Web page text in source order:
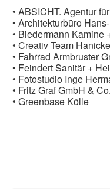
• ABSICHT. Agentur
• Architekturbüro
• Biedermann Kamine
• Creativ Team
• Fahrrad Armbruster
• Feindert Sanitär +
• Fotostudio Inge
• Fritz Graf GmbH &
• Greenbase Kölle